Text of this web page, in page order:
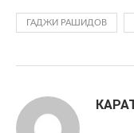
ГАДЖИ РАШИДОВ